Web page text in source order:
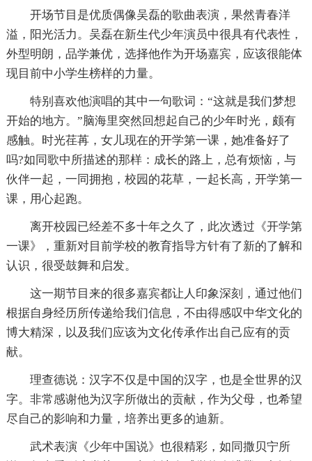
开场节目是优质偶像吴磊的歌曲表演，果然青春洋
溢，阳光活力。吴磊在新生代少年演员中很具有代表性，
外型明朗，品学兼优，选择他作为开场嘉宾，应该很能体
现目前中小学生榜样的力量。
特别喜欢他演唱的其中一句歌词：“这就是我们梦想
开始的地方。”脑海里突然回想起自己的少年时光，颇有
感触。时光荏苒，女儿现在的开学第一课，她准备好了
吗?如同歌中所描述的那样：成长的路上，总有烦恼，与
伙伴一起，一同拥抱，校园的花草，一起长高，开学第一
课，用心起跑。
离开校园已经差不多十年之久了，此次透过《开学第
一课》，重新对目前学校的教育指导方针有了新的了解和
认识，很受鼓舞和启发。
这一期节目来的很多嘉宾都让人印象深刻，通过他们
根据自身经历所传递给我们信息，不由得感叹中华文化的
博大精深，以及我们应该为文化传承作出自己应有的贡
献。
理查德说：汉字不仅是中国的汉字，也是全世界的汉
字。非常感谢他为汉字所做出的贡献，作为父母，也希望
尽自己的影响和力量，培养出更多的迪新。
武术表演《少年中国说》也很精彩，如同撒贝宁所